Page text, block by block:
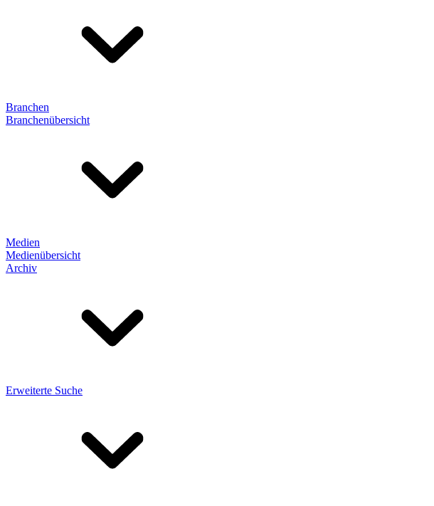
Branchen
Branchenübersicht
Medien
Medienübersicht
Archiv
Erweiterte Suche